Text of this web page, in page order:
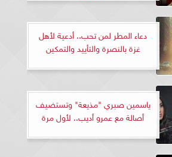
دعاء المطر لمن تحب.. أدعية لأهل
غزة بالنصرة والتأييد والتمكين
ياسمين صبري "مذيعة" وتستضيف
أصالة مع عمرو أديب.. لأول مرة